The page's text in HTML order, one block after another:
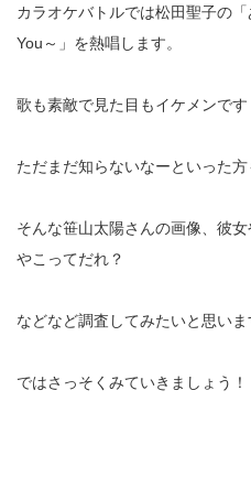
カラオケバトルでは松田聖子の
You～」を熱唱します。
歌も素敵で見た目もイケメンです
ただまだ知らないなーといった
そんな笹山太陽さんの画像、彼
やこってだれ？
などなど調査してみたいと思いま
ではさっそくみていきましょう！